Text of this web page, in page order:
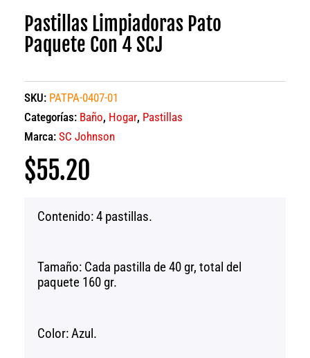
Pastillas Limpiadoras Pato
Paquete Con 4 SCJ
SKU: PATPA-0407-01
Categorías: Baño, Hogar, Pastillas
Marca: SC Johnson
$55.20
Contenido: 4 pastillas.
Tamaño: Cada pastilla de 40 gr, total del
paquete 160 gr.
Color: Azul.